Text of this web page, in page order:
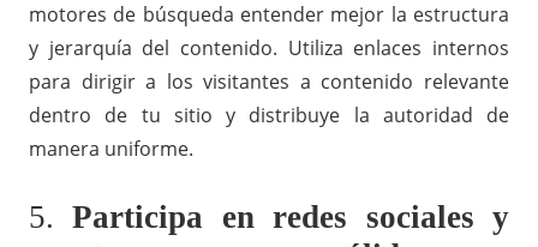
motores de búsqueda entender mejor la estructura
y jerarquía del contenido. Utiliza enlaces internos
para dirigir a los visitantes a contenido relevante
dentro de tu sitio y distribuye la autoridad de
manera uniforme.
5.Participa en redes sociales y